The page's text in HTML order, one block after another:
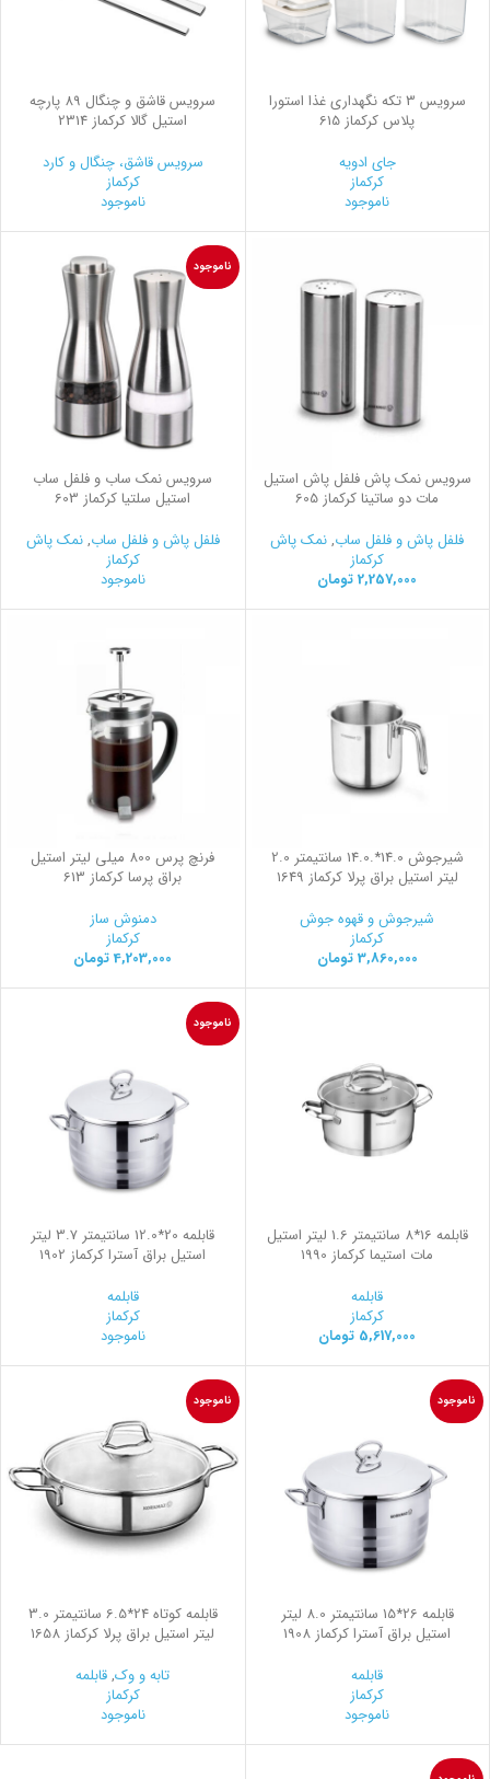
سرويس 3 تكه نگهداری غذا استورا
پلاس کرکماز 615
جای ادویه
کرکماز
ناموجود
سرویس قاشق و چنگال 89 پارچه
استیل گالا کرکماز 2314
سرویس قاشق، چنگال و کارد
کرکماز
ناموجود
سرویس نمک پاش فلفل پاش استیل
مات دو ساتینا کرکماز 605
فلفل پاش و فلفل ساب,نمک پاش
کرکماز
2,257,000 تومان
ناموجود
سرویس نمک ساب و فلفل ساب
استیل سلتیا کرکماز 603
فلفل پاش و فلفل ساب,نمک پاش
کرکماز
ناموجود
شیرجوش 14.0*.14.0 سانتیمتر 2.0
لیتر استیل براق پرلا کرکماز 1649
شیرجوش و قهوه جوش
کرکماز
3,860,000 تومان
فرنچ پرس 800 میلی لیتر استیل
براق پرسا کرکماز 613
دمنوش ساز
کرکماز
4,203,000 تومان
قابلمه 16*8 سانتیمتر 1.6 لیتر استیل
مات استیما کرکماز 1990
قابلمه
کرکماز
5,617,000 تومان
ناموجود
قابلمه 20*12.0 سانتیمتر 3.7 لیتر
استیل براق آسترا کرکماز 1902
قابلمه
کرکماز
ناموجود
ناموجود
قابلمه 26*15 سانتیمتر 8.0 لیتر
استیل براق آسترا کرکماز 1908
قابلمه
کرکماز
ناموجود
ناموجود
قابلمه کوتاه 24*6.5 سانتیمتر 3.0
لیتر استیل براق پرلا کرکماز 1658
تابه و وک,قابلمه
کرکماز
ناموجود